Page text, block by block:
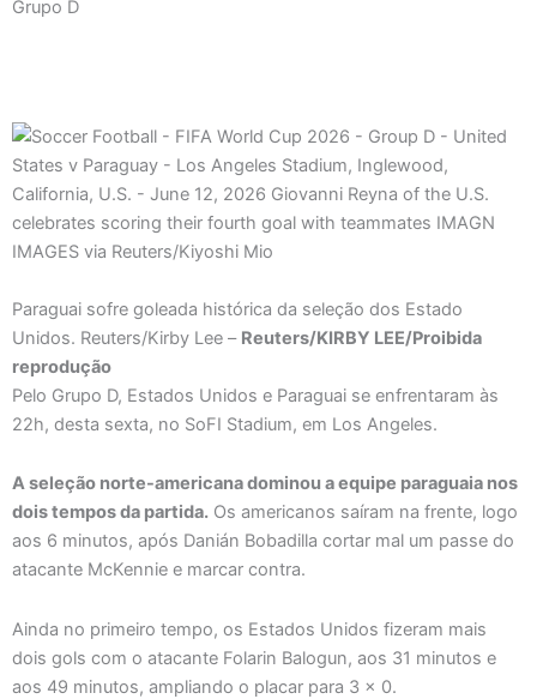
Grupo D
Paraguai sofre goleada histórica da seleção dos Estado
Unidos. Reuters/Kirby Lee – Reuters/KIRBY LEE/Proibida
reprodução
Pelo Grupo D, Estados Unidos e Paraguai se enfrentaram às
22h, desta sexta, no SoFI Stadium, em Los Angeles.
A seleção norte-americana dominou a equipe paraguaia nos
dois tempos da partida. Os americanos saíram na frente, logo
aos 6 minutos, após Danián Bobadilla cortar mal um passe do
atacante McKennie e marcar contra.
Ainda no primeiro tempo, os Estados Unidos fizeram mais
dois gols com o atacante Folarin Balogun, aos 31 minutos e
aos 49 minutos, ampliando o placar para 3 x 0.